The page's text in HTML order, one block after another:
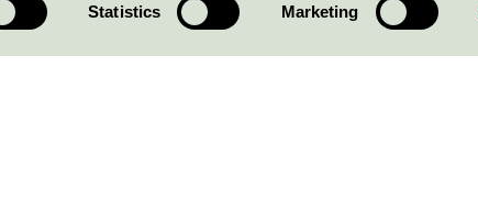
Statistics Marketing